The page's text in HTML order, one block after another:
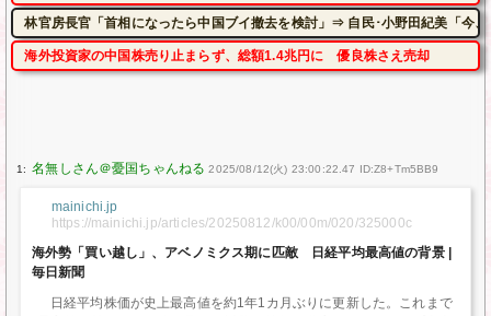
林官房長官「首相になったら中国ブイ撤去を検討」⇒ 自民･小野田紀美「今
海外投資家の中国株売り止まらず、総額1.4兆円に 優良株さえ売却
1: 2025/08/12(火) 23:00:22.47 ID:Z8+Tm5BB9
mainichi.jp
https://mainichi.jp/articles/20250812/k00/00m/020/325000c
海外勢「買い越し」、アベノミクス期に匹敵 日経平均最高値の背景 |
毎日新聞
日経平均株価が史上最高値を約1年1カ月ぶりに更新した。これまで